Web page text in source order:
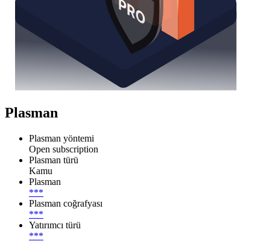
Plasman
Plasman yöntemi
Open subscription
Plasman türü
Kamu
Plasman
***
Plasman coğrafyası
***
Yatırımcı türü
***